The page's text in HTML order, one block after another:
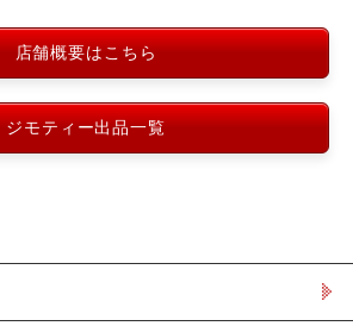
店舗概要はこちら
ジモティー出品一覧